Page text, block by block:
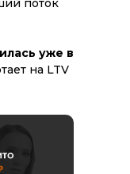
уже в
на LTV